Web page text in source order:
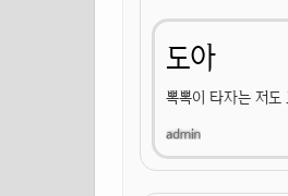
도아
뽁뽁이 타자는 저도